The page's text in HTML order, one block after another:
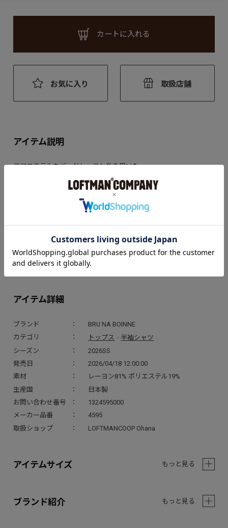
カートに入れる
お気に入り 取扱店舗
アイテム詳細
ブランド
BRU NA BOINNE
カテゴリ
トップス >半袖シャツ
シーズン
2026SS
発売日
2026/04/18 12:00:00
素材
レーヨン81% ポリエステル19%
生産国
日本製
お問い合わせ番号
1324595000
メーカー品番
4595
取扱ショップ
LOFTMANCOOP Ohana
アイテム説明
コアエステルカバードレーヨン糸を用いた
シルキーさを持ちながらイージーケアなウォッシャブル素材
アロハライクなマテリアルで今シーズンは台襟付き
開襟シャツとはまた違うムードで着こなせる
リラックスフィットの半袖シャツシリーズを展開
こちらはトロピカルなカラーリングながら
既視感ある様な雰囲気に
よく見るとオリジナリティ溢れる図案のギャップが楽しい!!
アイテムサイズ もっと見る
ブランド紹介 もっと見る